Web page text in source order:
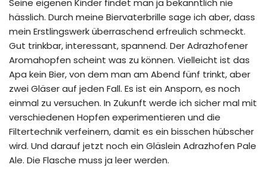
Seine eigenen Kinder findet man ja bekanntlich nie
hässlich. Durch meine Biervaterbrille sage ich aber, dass
mein Erstlingswerk überraschend erfreulich schmeckt.
Gut trinkbar, interessant, spannend. Der Adrazhofener
Aromahopfen scheint was zu können. Vielleicht ist das
Apa kein Bier, von dem man am Abend fünf trinkt, aber
zwei Gläser auf jeden Fall. Es ist ein Ansporn, es noch
einmal zu versuchen. In Zukunft werde ich sicher mal mit
verschiedenen Hopfen experimentieren und die
Filtertechnik verfeinern, damit es ein bisschen hübscher
wird. Und darauf jetzt noch ein Gläslein Adrazhofen Pale
Ale. Die Flasche muss ja leer werden.